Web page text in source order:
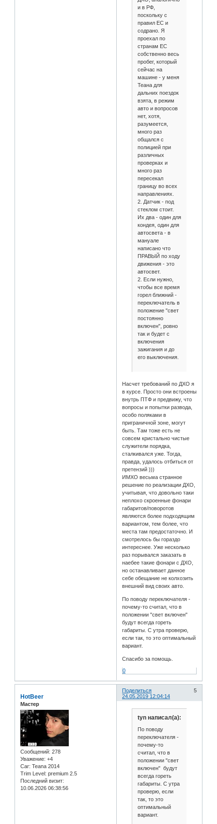
и в РФ,
поскольку с
правил ЕС и
содрано. Я
проехал по
странам EC
собственно весь
пробег, который
сейчас на
машине - у меня
Теана для
дальних поездок
взята, в режим
авто и вопросов
нет, хотя,
разумеется,
много раз
общался с
полицией при
различных
проверках и
много раз
пересекал
границу во всех
направлениях.
2. Датчик - под
стеклом стоит.
Их два - один для
кондея, один для
автосвета - в
мануале
написано что
ПРАВЫЙ по ходу
движения - это
автосвет.
2. Если нужно,
чтобы все время
горел ближний -
переключатель в
положение "свет
постоянно
включен", ровно
так и будет с
включения
зажигания и до
его выключения.
Насчет требований по ДХО я
в курсе. Просто они встроены
внутрь ПТФ и предвижу, что
вопросы и попытки развода,
особо поляками в
приграничной зоне, могут
быть. Там тоже есть не
совсем кристально чистые
служители порядка,
сталкивался уже. Тогда,
правда, удалось отбиться от
претензий )))
ИМХО весьма странное
решение по реализации ДХО,
учитывая, что довольно таки
неплохо скроенные фонари
габаритов/поворотов
являются более подходящим
вариантом, тем более, что
места там предостаточно. И
смотрелось бы гораздо
интереснее. Уже несколько
раз порывался заказать в
наебее такие фонари с ДХО,
но останавливает данное
себе обещание не колхозить
внешний вид своих авто.
По поводу переключателя -
почему-то считал, что в
положении "свет включен"
будут всегда гореть
габариты. С утра проверю,
если так, то это оптимальный
вариант.
Спасибо за помощь.
0
Поделиться
5
24.05.2019 12:04:14
HotBeer
Мастер
Сообщений: 278
Уважение: +4
Car: Teana 2014
Trim Level: premium 2.5
Последний визит:
10.06.2026 06:38:56
tyn написал(а):
По поводу
переключателя -
почему-то
считал, что в
положении "свет
включен" будут
всегда гореть
габариты. С утра
проверю, если
так, то это
оптимальный
вариант.